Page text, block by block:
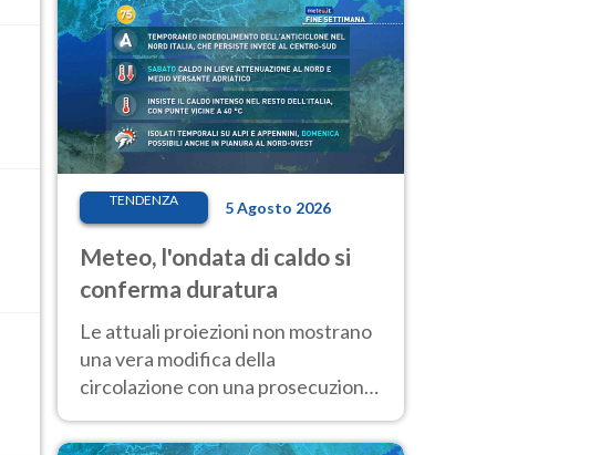
TENDENZA 5 Agosto 2026
Meteo, l'ondata di caldo si
conferma duratura
Le attuali proiezioni non mostrano
una vera modifica della
circolazione con una prosecuzione
giorni, compresa la settimana di